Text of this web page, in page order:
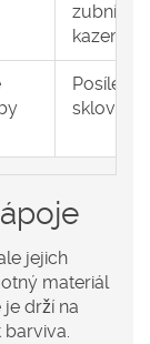
zubním
kazem
Posílení
skloviny
jejich
materiál
drží na